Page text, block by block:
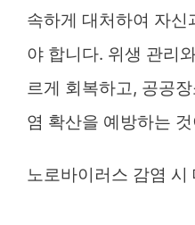
속하게 대처하여 자신
야 합니다. 위생 관리
르게 회복하고, 공공
염 확산을 예방하는
노로바이러스 감염 시